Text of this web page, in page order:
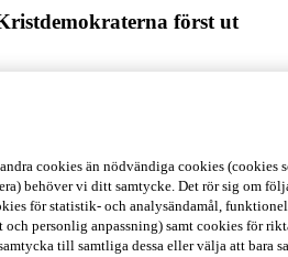
först ut
i Januariavtalet och allt fler röster
under nuvarande
på hur riksdagspartierna vill möta
en intervjuserie, "Skattekartan
mer om respektive riksdagspartis syn
skatteförändringar är mest
ser partierna framöver?
cookies än nödvändiga cookies (cookies
behöver vi ditt samtycke. Det rör sig om
för statistik- och analysändamål,
personlig anpassning) samt cookies för
till samtliga dessa eller välja att bara